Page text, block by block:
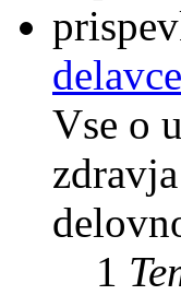
Vse o
1